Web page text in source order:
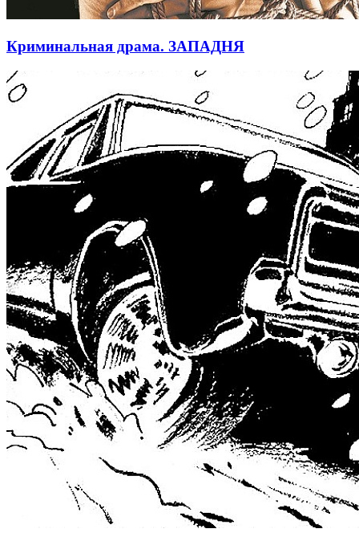
Криминальная драма. ЗАПАДНЯ